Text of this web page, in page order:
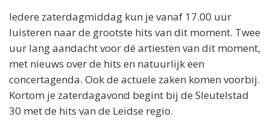
Iedere zaterdagmiddag kun je vanaf 17.00 uur
luisteren naar de grootste hits van dit moment. Twee
uur lang aandacht voor dé artiesten van dit moment,
met nieuws over de hits en natuurlijk een
concertagenda. Ook de actuele zaken komen voorbij.
Kortom je zaterdagavond begint bij de Sleutelstad
30 met de hits van de Leidse regio.